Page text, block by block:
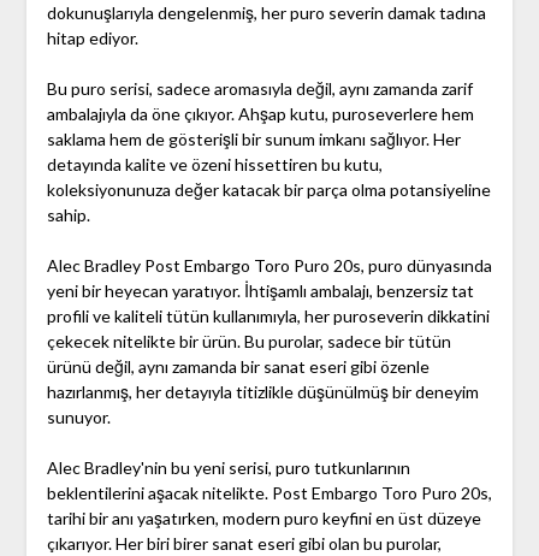
dokunuşlarıyla dengelenmiş, her puro severin damak tadına
hitap ediyor.
Bu puro serisi, sadece aromasıyla değil, aynı zamanda zarif
ambalajıyla da öne çıkıyor. Ahşap kutu, puroseverlere hem
saklama hem de gösterişli bir sunum imkanı sağlıyor. Her
detayında kalite ve özeni hissettiren bu kutu,
koleksiyonunuza değer katacak bir parça olma potansiyeline
sahip.
Alec Bradley Post Embargo Toro Puro 20s, puro dünyasında
yeni bir heyecan yaratıyor. İhtişamlı ambalajı, benzersiz tat
profili ve kaliteli tütün kullanımıyla, her puroseverin dikkatini
çekecek nitelikte bir ürün. Bu purolar, sadece bir tütün
ürünü değil, aynı zamanda bir sanat eseri gibi özenle
hazırlanmış, her detayıyla titizlikle düşünülmüş bir deneyim
sunuyor.
Alec Bradley'nin bu yeni serisi, puro tutkunlarının
beklentilerini aşacak nitelikte. Post Embargo Toro Puro 20s,
tarihi bir anı yaşatırken, modern puro keyfini en üst düzeye
çıkarıyor. Her biri birer sanat eseri gibi olan bu purolar,